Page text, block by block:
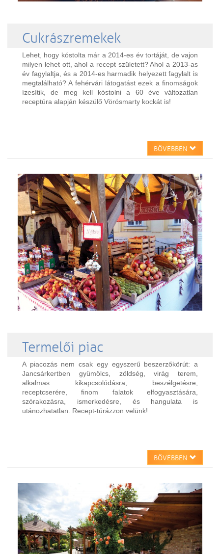
Cukrászremekek
Lehet, hogy kóstolta már a 2014-es év tortáját, de vajon
milyen lehet ott, ahol a recept született? Ahol a 2013-as
év fagylaltja, és a 2014-es harmadik helyezett fagylalt is
megtalálható? A fehérvári látogatást ezek a finomságok
ízesítik, de meg kell kóstolni a 60 éve változatlan
receptúra alapján készülő Vörösmarty kockát is!
BŐVEBBEN
Termelői piac
A piacozás nem csak egy egyszerű beszerzőkörút: a
Jancsárkertben gyümölcs, zöldség, virág terem,
alkalmas kikapcsolódásra, beszélgetésre,
receptcserére, finom falatok elfogyasztására,
szórakozásra, ismerkedésre, és hangulata is
utánozhatatlan. Recept-túrázzon velünk!
BŐVEBBEN